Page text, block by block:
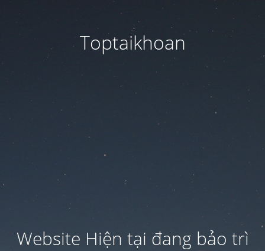
Toptaikhoan
Website Hiện tại đang bảo trì